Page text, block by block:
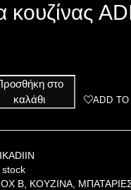
κουζίνας
στο
καλάθι
ADD
stock
B, ΚΟΥΖΙΝΑ,